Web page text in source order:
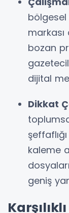
markası
bozan
dijital
Dikkat
kaleme
geniş